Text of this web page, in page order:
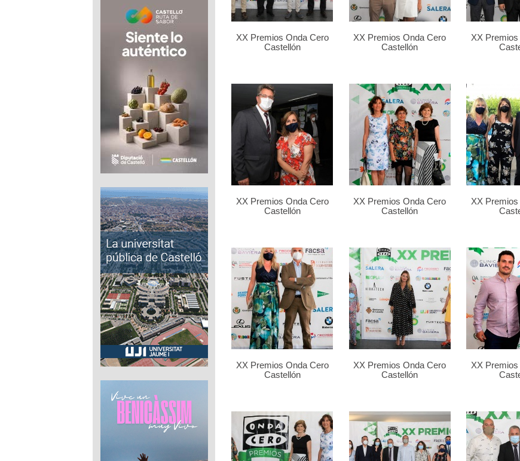
XX Premios Onda Cero
Castellón
XX Premios Onda Cero
Castellón
XX
XX Premios Onda Cero
Castellón
XX Premios Onda Cero
Castellón
XX
XX Premios Onda Cero
Castellón
XX Premios Onda Cero
Castellón
XX